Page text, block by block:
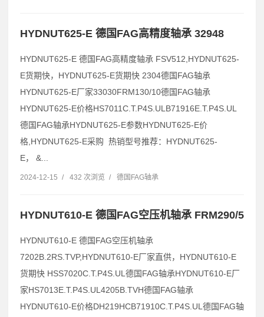
HYDNUT625-E 德国FAG高精度轴承 32948
HYDNUT625-E 德国FAG高精度轴承 FSV512,HYDNUT625-
E货期快，HYDNUT625-E货期快 2304德国FAG轴承
HYDNUT625-E厂家33030FRM130/10德国FAG轴承
HYDNUT625-E价格HS7011C.T.P4S.ULB71916E.T.P4S.UL
德国FAG轴承HYDNUT625-E参数HYDNUT625-E价
格,HYDNUT625-E采购 热销型号推荐：HYDNUT625-
E， &...
2024-12-15 / 432 次浏览 / 德国FAG轴承
HYDNUT610-E 德国FAG空压机轴承 FRM290/5
HYDNUT610-E 德国FAG空压机轴承
7202B.2RS.TVP,HYDNUT610-E厂家直供，HYDNUT610-E
货期快 HSS7020C.T.P4S.UL德国FAG轴承HYDNUT610-E厂
家HS7013E.T.P4S.UL4205B.TVH德国FAG轴承
HYDNUT610-E价格DH219HCB71910C.T.P4S.UL德国FAG轴